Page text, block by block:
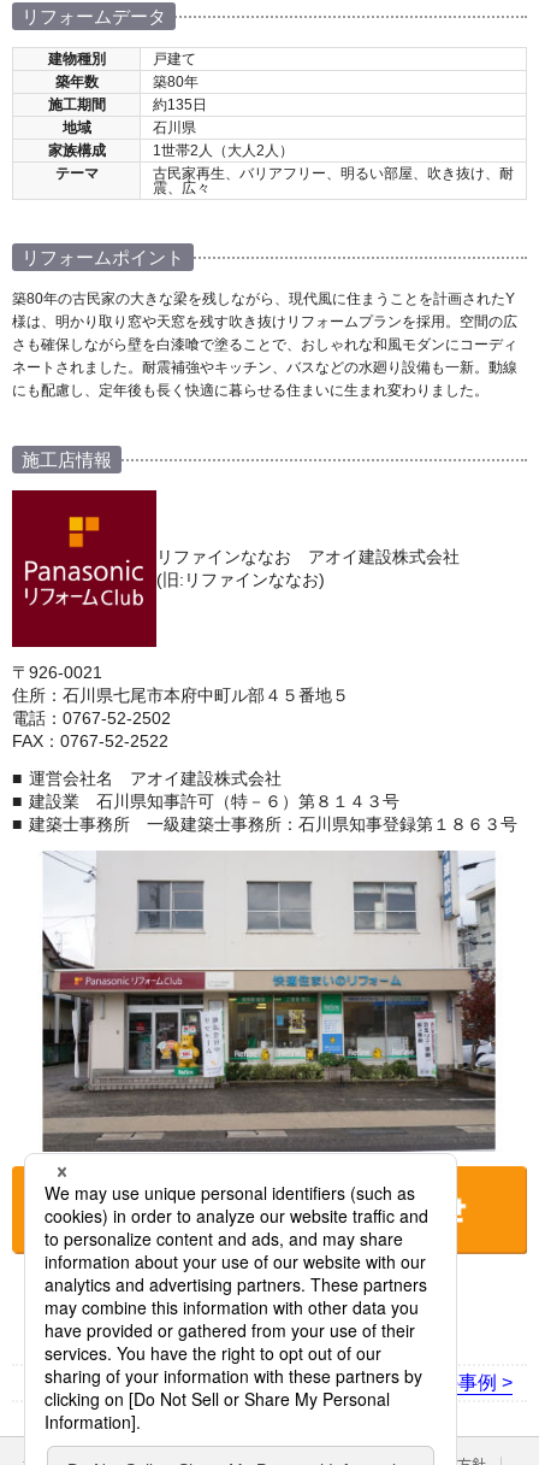
リフォームデータ
建物種別
戸建て
築年数
築80年
施工期間
約135日
地域
石川県
家族構成
1世帯2人（大人2人）
テーマ
古民家再生、バリアフリー、明るい部屋、吹き抜け、耐
震、広々
リフォームポイント
築80年の古民家の大きな梁を残しながら、現代風に住まうことを計画されたY
様は、明かり取り窓や天窓を残す吹き抜けリフォームプランを採用。空間の広
さも確保しながら壁を白漆喰で塗ることで、おしゃれな和風モダンにコーディ
ネートされました。耐震補強やキッチン、バスなどの水廻り設備も一新。動線
にも配慮し、定年後も長く快適に暮らせる住まいに生まれ変わりました。
施工店情報
リファインななお アオイ建設株式会社
(旧:リファインななお)
〒926-0021
住所：石川県七尾市本府中町ル部４５番地５
電話：0767-52-2502
FAX：0767-52-2522
運営会社名 アオイ建設株式会社
建設業 石川県知事許可（特－６）第８１４３号
建築士事務所 一級建築士事務所：石川県知事登録第１８６３号
お店に電話をする
< 前の事例 次の事例 >